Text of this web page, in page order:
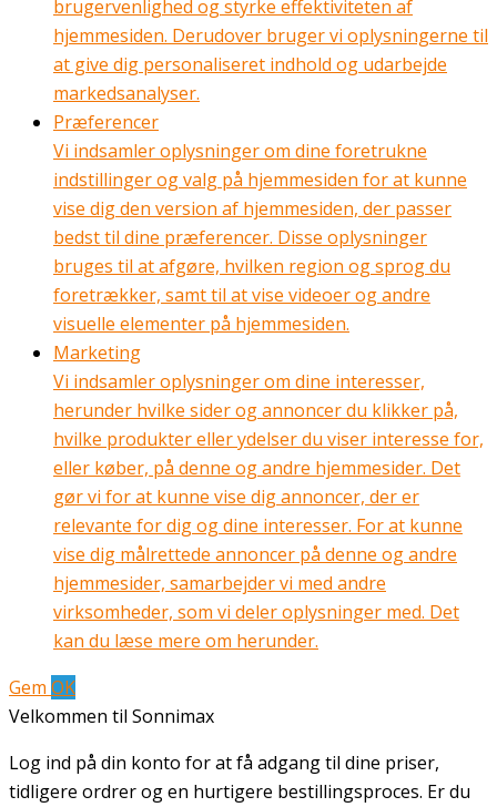
brugervenlighed og styrke effektiviteten af
hjemmesiden. Derudover bruger vi oplysningerne til
at give dig personaliseret indhold og udarbejde
markedsanalyser.
Præferencer
Vi indsamler oplysninger om dine foretrukne
indstillinger og valg på hjemmesiden for at kunne
vise dig den version af hjemmesiden, der passer
bedst til dine præferencer. Disse oplysninger
bruges til at afgøre, hvilken region og sprog du
foretrækker, samt til at vise videoer og andre
visuelle elementer på hjemmesiden.
Marketing
Vi indsamler oplysninger om dine interesser,
herunder hvilke sider og annoncer du klikker på,
hvilke produkter eller ydelser du viser interesse for,
eller køber, på denne og andre hjemmesider. Det
gør vi for at kunne vise dig annoncer, der er
relevante for dig og dine interesser. For at kunne
vise dig målrettede annoncer på denne og andre
hjemmesider, samarbejder vi med andre
virksomheder, som vi deler oplysninger med. Det
kan du læse mere om herunder.
Gem OK
Velkommen til Sonnimax
Log ind på din konto for at få adgang til dine priser,
tidligere ordrer og en hurtigere bestillingsproces. Er du